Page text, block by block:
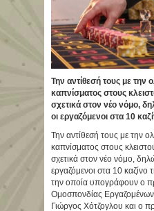
Την αντίθεσή τους με την
καπνίσματος στους
σχετικά στον νέο νόμο,
οι εργαζόμενοι στα 10
Την αντίθεσή τους με την
καπνίσματος στους
σχετικά στον νέο νόμο,
εργαζόμενοι στα 10 καζίνο
την οποία υπογράφουν ο
Ομοσπονδίας Εργαζομένων
Γιώργος Χότζογλου και ο